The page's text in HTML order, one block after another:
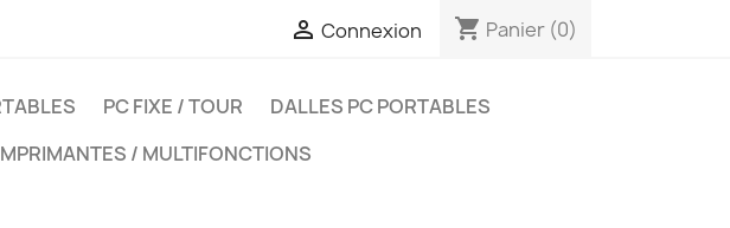
 Connexion shopping_cart Panier (0)
PC FIXE / TOUR
DALLES PC PORTABLES
/ MULTIFONCTIONS